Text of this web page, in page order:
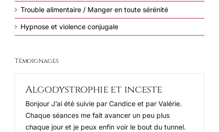
Trouble alimentaire / Manger en toute sérénité
Hypnose et violence conjugale
Témoignages
Algodystrophie et inceste
Bonjour J’ai été suivie par Candice et par Valérie.
Chaque séances me fait avancer un peu plus
chaque jour et je peux enfin voir le bout du tunnel.